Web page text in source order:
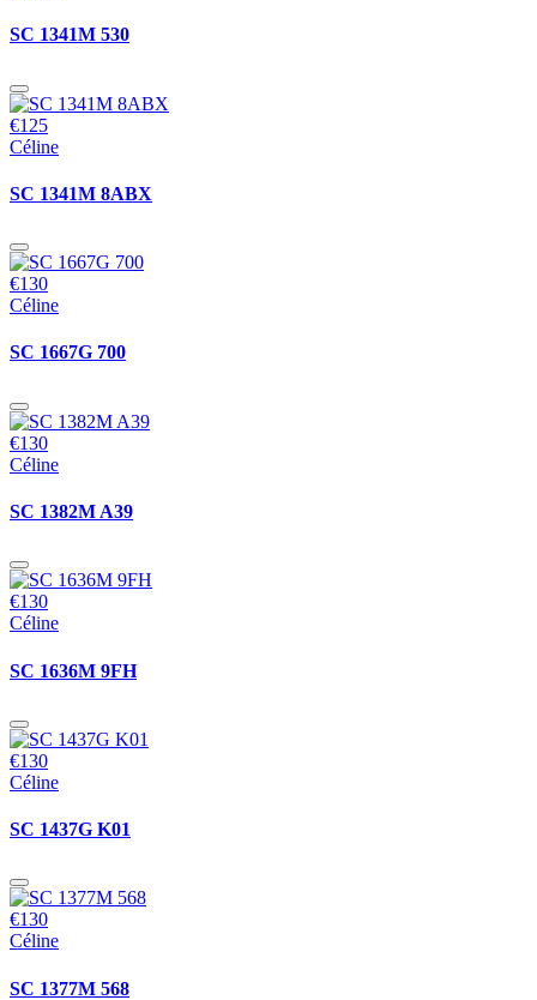
SC 1341M 530
€125
Céline
SC 1341M 8ABX
€130
Céline
SC 1667G 700
€130
Céline
SC 1382M A39
€130
Céline
SC 1636M 9FH
€130
Céline
SC 1437G K01
€130
Céline
SC 1377M 568